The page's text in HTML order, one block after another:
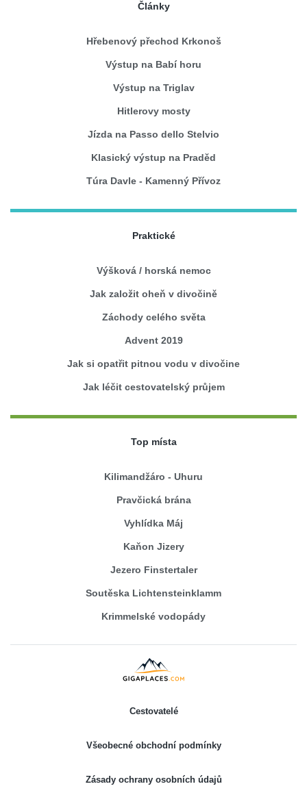
Články
Hřebenový přechod Krkonoš
Výstup na Babí horu
Výstup na Triglav
Hitlerovy mosty
Jízda na Passo dello Stelvio
Klasický výstup na Praděd
Túra Davle - Kamenný Přívoz
Praktické
Výšková / horská nemoc
Jak založit oheň v divočině
Záchody celého světa
Advent 2019
Jak si opatřit pitnou vodu v divočine
Jak léčit cestovatelský průjem
Top místa
Kilimandžáro - Uhuru
Pravčická brána
Vyhlídka Máj
Kaňon Jizery
Jezero Finstertaler
Soutěska Lichtensteinklamm
Krimmelské vodopády
Cestovatelé
Všeobecné obchodní podmínky
Zásady ochrany osobních údajů